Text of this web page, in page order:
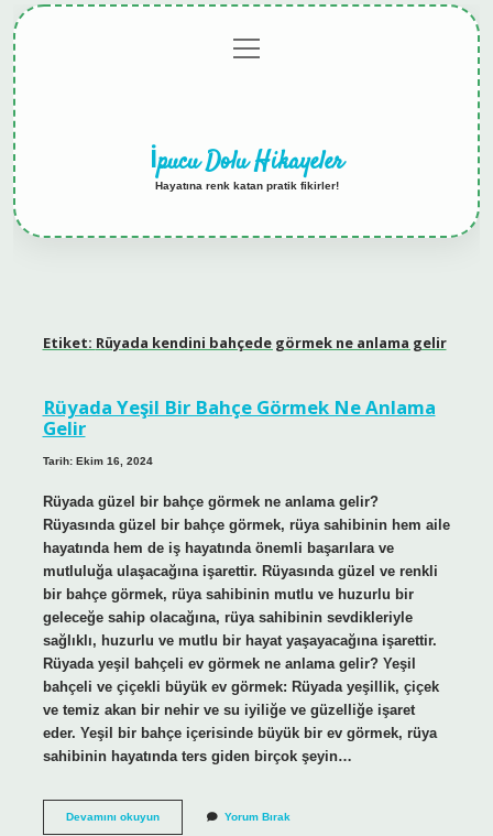
menüyü
aç
İpucu Dolu Hikayeler
Hayatına renk katan pratik fikirler!
Etiket: Rüyada kendini bahçede görmek ne anlama gelir
Rüyada Yeşil Bir Bahçe Görmek Ne Anlama
Gelir
Tarih: Ekim 16, 2024
Rüyada güzel bir bahçe görmek ne anlama gelir?
Rüyasında güzel bir bahçe görmek, rüya sahibinin hem aile
hayatında hem de iş hayatında önemli başarılara ve
mutluluğa ulaşacağına işarettir. Rüyasında güzel ve renkli
bir bahçe görmek, rüya sahibinin mutlu ve huzurlu bir
geleceğe sahip olacağına, rüya sahibinin sevdikleriyle
sağlıklı, huzurlu ve mutlu bir hayat yaşayacağına işarettir.
Rüyada yeşil bahçeli ev görmek ne anlama gelir? Yeşil
bahçeli ve çiçekli büyük ev görmek: Rüyada yeşillik, çiçek
ve temiz akan bir nehir ve su iyiliğe ve güzelliğe işaret
eder. Yeşil bir bahçe içerisinde büyük bir ev görmek, rüya
sahibinin hayatında ters giden birçok şeyin…
Devamını okuyunRüyada
Yorum Bırak